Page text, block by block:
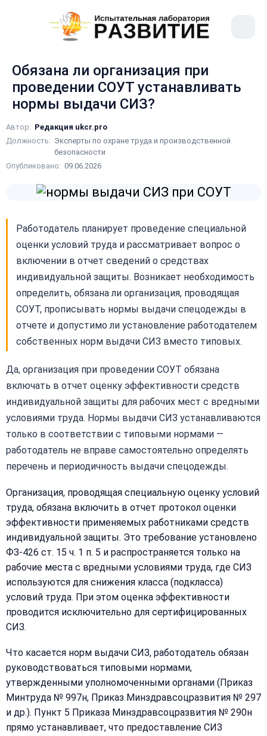
Обязана ли организация при
проведении СОУТ устанавливать
нормы выдачи СИЗ?
Автор: Редакция ukcr.pro
Должность: Эксперты по охране труда и производственной
безопасности
Опубликовано: 09.06.2026
Работодатель планирует проведение специальной
оценки условий труда и рассматривает вопрос о
включении в отчет сведений о средствах
индивидуальной защиты. Возникает необходимость
определить, обязана ли организация, проводящая
СОУТ, прописывать нормы выдачи спецодежды в
отчете и допустимо ли установление работодателем
собственных норм выдачи СИЗ вместо типовых.
Да, организация при проведении СОУТ обязана
включать в отчет оценку эффективности средств
индивидуальной защиты для рабочих мест с вредными
условиями труда. Нормы выдачи СИЗ устанавливаются
только в соответствии с типовыми нормами —
работодатель не вправе самостоятельно определять
перечень и периодичность выдачи спецодежды.
Организация, проводящая специальную оценку условий
труда, обязана включить в отчет протокол оценки
эффективности применяемых работниками средств
индивидуальной защиты. Это требование установлено
ФЗ-426 ст. 15 ч. 1 п. 5 и распространяется только на
рабочие места с вредными условиями труда, где СИЗ
используются для снижения класса (подкласса)
условий труда. При этом оценка эффективности
проводится исключительно для сертифицированных
СИЗ.
Что касается норм выдачи СИЗ, работодатель обязан
руководствоваться типовыми нормами,
утвержденными уполномоченными органами (Приказ
Минтруда № 997н, Приказ Минздравсоцразвития № 297
и др.). Пункт 5 Приказа Минздравсоцразвития № 290н
прямо устанавливает, что предоставление СИЗ